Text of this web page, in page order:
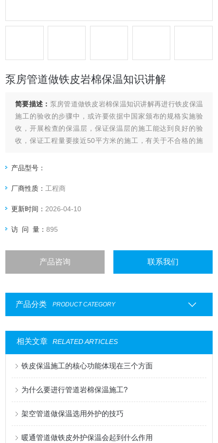
泵房管道做铁皮岩棉保温知识讲解
简要描述： 泵房管道做铁皮岩棉保温知识讲解再进行铁皮保温
施工的验收的步骤中，或许要依据中国家颁布的规格实施验
收，开展检查的保温层，保证保温层的施工能达到良好的验
收，保证工程量要接近50平方米的施工，有关于不合格的施
确保施工能合格。在确保铁皮保温施工队开展正确施工的条件
的工作经验，他主要有实施铁皮保温施工
产品型号：
厂商性质： 工程商
更新时间： 2026-04-10
访 问 量：895
产品咨询 联系我们
产品分类 PRODUCT CATEGORY
相关文章 RELATED ARTICLES
铁皮保温施工的核心功能体现在三个方面
为什么要进行管道岩棉保温施工?
架空管道做保温选用外护的技巧
暖通管道做铁皮外护保温会起到什么作用